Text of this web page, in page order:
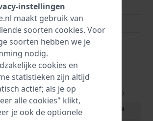
Saffier
31.00
Trek kroon
F06.115(Bekijk specificaties )
Download handleiding
(English)
instellingen
maakt gebruik van
soorten cookies. Voor
soorten hebben we je
nodig.
cookies en
statistieken zijn altijd
actief; als je op
alle cookies" klikt,
je ook de optionele